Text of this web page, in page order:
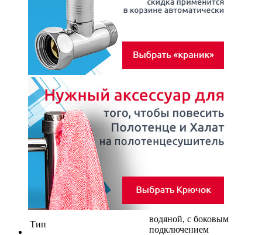
Тип
водяной, с боковым
подключением